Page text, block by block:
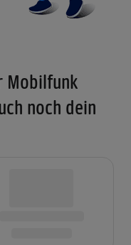
Mobilfunk
noch dein